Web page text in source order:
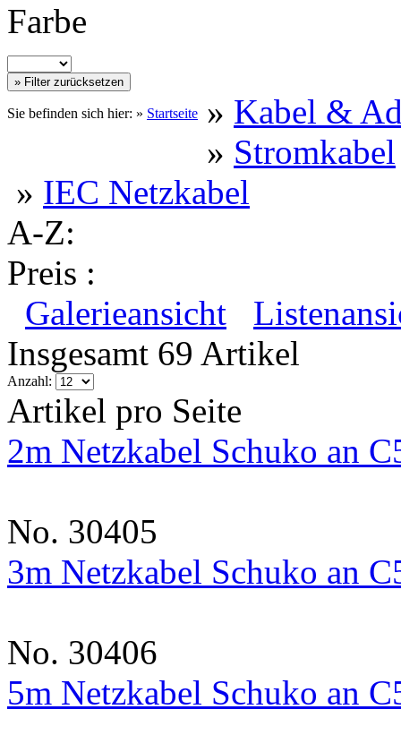
Farbe
Sie befinden sich hier: » Startseite » Kabel &
» Stromkabel
» IEC Netzkabel
A-Z:
Preis :
Galerieansicht
Insgesamt 69 Artikel
Anzahl:
Artikel pro Seite
2m Netzkabel Schuko an
No. 30405
3m Netzkabel Schuko an
No. 30406
5m Netzkabel Schuko an